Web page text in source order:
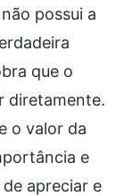
possui a
que o
diretamente.
o valor da
e
apreciar e